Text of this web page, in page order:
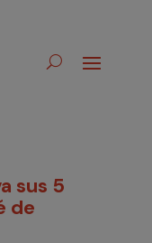
sus 5
de